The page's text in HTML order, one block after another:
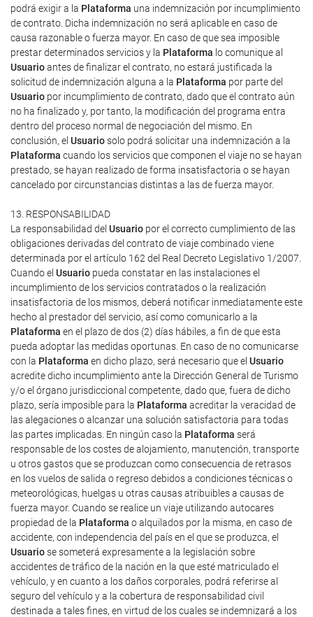
podrá exigir a la Plataforma una indemnización por incumplimiento
de contrato. Dicha indemnización no será aplicable en caso de
causa razonable o fuerza mayor. En caso de que sea imposible
prestar determinados servicios y la Plataforma lo comunique al
Usuarioantes de finalizar el contrato, no estará justificada la
solicitud de indemnización alguna a la Plataforma por parte del
Usuario por incumplimiento de contrato, dado que el contrato aún
no ha finalizado y, por tanto, la modificación del programa entra
dentro del proceso normal de negociación del mismo. En
conclusión, el Usuariosolo podrá solicitar una indemnización a la
Plataforma cuando los servicios que componen el viaje no se hayan
prestado, se hayan realizado de forma insatisfactoria o se hayan
cancelado por circunstancias distintas a las de fuerza mayor.
13. RESPONSABILIDAD
La responsabilidad del Usuario por el correcto cumplimiento de las
obligaciones derivadas del contrato de viaje combinado viene
determinada por el artículo 162 del Real Decreto Legislativo 1/2007.
Cuando el Usuario pueda constatar en las instalaciones el
incumplimiento de los servicios contratados o la realización
insatisfactoria de los mismos, deberá notificar inmediatamente este
hecho al prestador del servicio, así como comunicarlo a la
Plataforma en el plazo de dos (2) días hábiles, a fin de que esta
pueda adoptar las medidas oportunas. En caso de no comunicarse
con la Plataforma en dicho plazo, será necesario que el Usuario
acredite dicho incumplimiento ante la Dirección General de Turismo
y/o el órgano jurisdiccional competente, dado que, fuera de dicho
plazo, sería imposible para la Plataforma acreditar la veracidad de
las alegaciones o alcanzar una solución satisfactoria para todas
las partes implicadas. En ningún caso la Plataforma será
responsable de los costes de alojamiento, manutención, transporte
u otros gastos que se produzcan como consecuencia de retrasos
en los vuelos de salida o regreso debidos a condiciones técnicas o
meteorológicas, huelgas u otras causas atribuibles a causas de
fuerza mayor. Cuando se realice un viaje utilizando autocares
propiedad de la Plataforma o alquilados por la misma, en caso de
accidente, con independencia del país en el que se produzca, el
Usuariose someterá expresamente a la legislación sobre
accidentes de tráfico de la nación en la que esté matriculado el
vehículo, y en cuanto a los daños corporales, podrá referirse al
seguro del vehículo y a la cobertura de responsabilidad civil
destinada a tales fines, en virtud de los cuales se indemnizará a los